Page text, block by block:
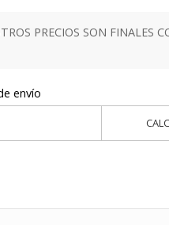
PRECIOS SON FINALES
envío